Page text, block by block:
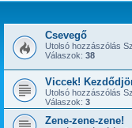
Csevegő
Utolsó hozzászólás
Válaszok: 38
Viccek!
Utolsó hozzászólás
Válaszok: 3
Zene-zene-zene!